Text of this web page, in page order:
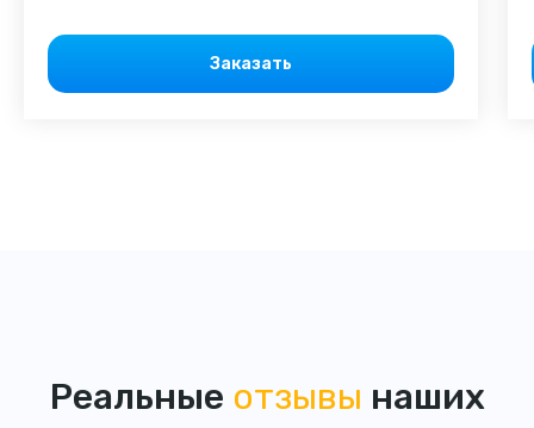
Заказать
Реальные отзывы наших